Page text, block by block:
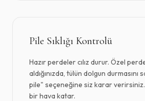
Pile Sıklığı Kontrolü
Hazır perdeler cılız durur. Özel
aldığınızda, tülün dolgun durmasını
pile" seçeneğine siz karar
bir hava katar.